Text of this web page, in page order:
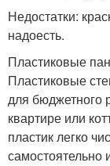
Недостатки:
надоесть.
Пластиковые
Пластиковые
для бюджетного
квартире или
пластик легко
самостоятельно